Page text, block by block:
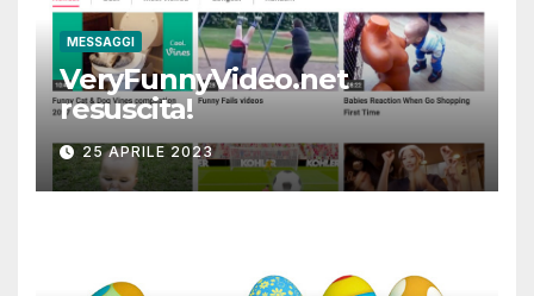
MESSAGGI
VeryFunnyVideo.net
resuscita!
25 APRILE 2023